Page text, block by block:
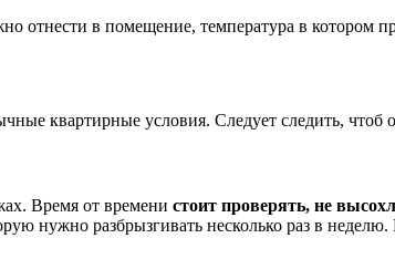
отнести в помещение, температура в котором
квартирные условия. Следует следить, чтоб
Время от времени стоит проверять, не
нужно разбрызгивать несколько раз в